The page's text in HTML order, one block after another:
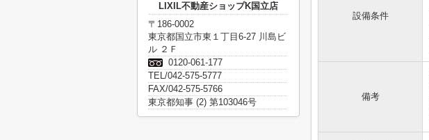
設備条件
備考
LIXIL不動産ショップK国立店
〒186-0002
東京都国立市東１丁目6-27 川島ビ
ル ２Ｆ
0120-061-177
TEL/042-575-5777
FAX/042-575-5766
東京都知事 (2) 第103046号